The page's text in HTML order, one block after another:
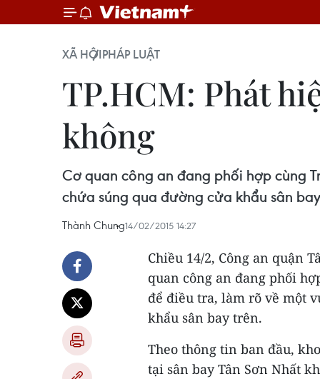
XÃ HỘIPHÁP LUẬT
TP.HCM: Phát
không
Cơ quan công an đang phối hợp cùng
chứa súng qua đường cửa khẩu sân
Thành Chung14/02/2015 14:27
Chiều 14/2, Công an quận
quan công an đang phối
để điều tra, làm rõ về một
khẩu sân bay trên.
Theo thông tin ban đầu,
tại sân bay Tân Sơn Nhất